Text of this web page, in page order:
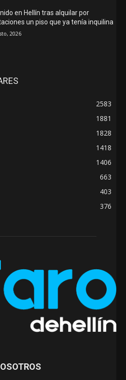
en Hellín tras alquilar por
un piso que ya tenía inquilina
2026
2583
1881
1828
1418
1406
663
403
376